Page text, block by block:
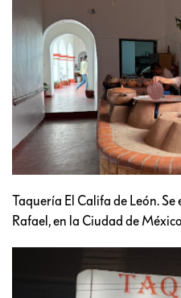
Taquería El Califa de León.
Rafael, en la Ciudad de